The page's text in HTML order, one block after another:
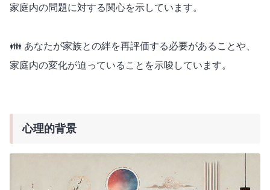
家庭内の問題に対する関心を示しています。
👪 あなたが家族との絆を再評価する必要があることや、
家庭内の変化が迫っていることを示唆しています。
心理的背景